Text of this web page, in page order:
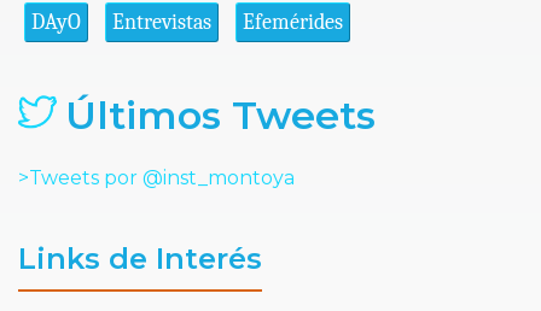
DAyO Entrevistas Efemérides
Últimos Tweets
>Tweets por @inst_montoya
Links de Interés